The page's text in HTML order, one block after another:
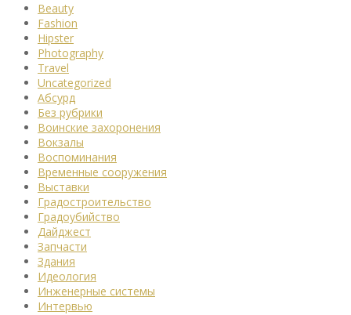
Beauty
Fashion
Hipster
Photography
Travel
Uncategorized
Абсурд
Без рубрики
Воинские захоронения
Вокзалы
Воспоминания
Временные сооружения
Выставки
Градостроительство
Градоубийство
Дайджест
Запчасти
Здания
Идеология
Инженерные системы
Интервью